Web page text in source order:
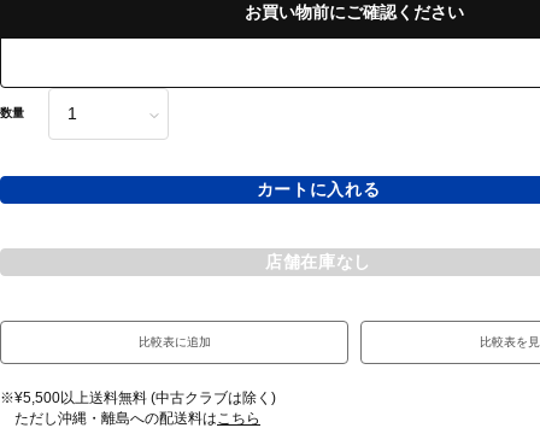
お買い物前にご確認ください
数量
カートに入れる
店舗在庫なし
比較表に追加 比較表を
※¥5,500以上送料無料 (中古クラブは除く)
ただし沖縄・離島への配送料は こちら